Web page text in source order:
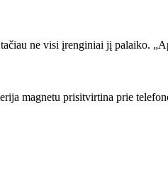
ne visi įrenginiai jį palaiko.
magnetu prisitvirtina prie